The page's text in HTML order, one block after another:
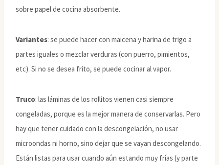
sobre papel de cocina absorbente.
Variantes: se puede hacer con maicena y harina de trigo a
partes iguales o mezclar verduras (con puerro, pimientos,
etc). Si no se desea frito, se puede cocinar al vapor.
Truco: las láminas de los rollitos vienen casi siempre
congeladas, porque es la mejor manera de conservarlas. Pero
hay que tener cuidado con la descongelación, no usar
microondas ni horno, sino dejar que se vayan descongelando.
Están listas para usar cuando aún estando muy frías (y parte